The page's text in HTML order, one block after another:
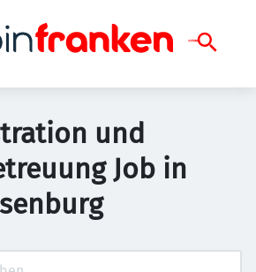
und
Job in